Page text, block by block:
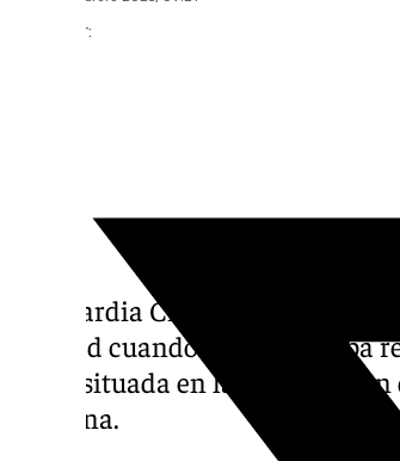
Compartir:
La Guardia Civil de
de edad cuando se
Agua, situada en la
Guillena.